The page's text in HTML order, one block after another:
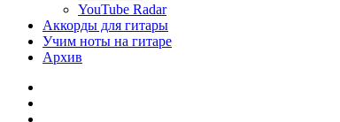
YouTube Radar
Аккорды для гитары
Учим ноты на гитаре
Архив